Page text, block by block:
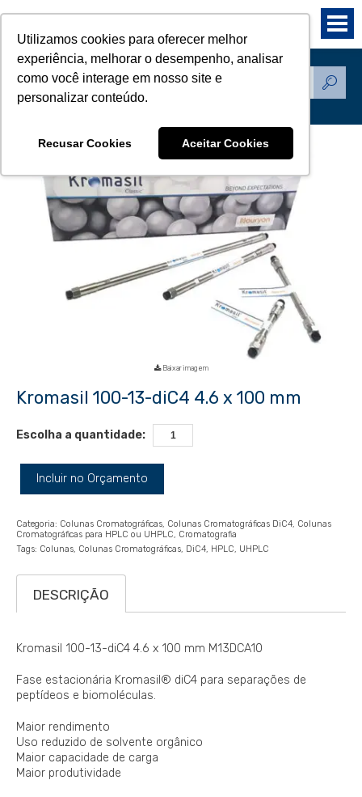
Utilizamos cookies para oferecer melhor
experiência, melhorar o desempenho, analisar
como você interage em nosso site e
personalizar conteúdo.
Recusar Cookies Aceitar Cookies
Produtos
Baixar imagem
Kromasil 100-13-diC4 4.6 x 100 mm
Escolha a quantidade:
Incluir no Orçamento
Categoria: Colunas Cromatográficas Colunas Cromatográficas DiC4 Colunas
Cromatográficas para HPLC ou UHPLC
Cromatografia
Tags: Colunas Colunas Cromatográficas DiC4 HPLC UHPLC
DESCRIÇÃO
Kromasil 100-13-diC4 4.6 x 100 mm M13DCA10
Fase estacionária Kromasil® diC4 para separações de
peptídeos e biomoléculas.
Maior rendimento
Uso reduzido de solvente orgânico
Maior capacidade de carga
Maior produtividade